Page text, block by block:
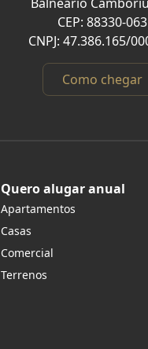
CEP: 88330-063
CNPJ: 47.386.165/
Como chegar
Quero alugar anual
Apartamentos
Casas
Comercial
Terrenos